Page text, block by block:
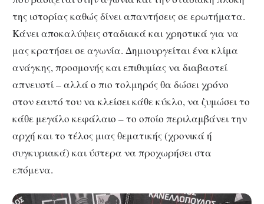
της ιστορίας καθώς δίνει απαντήσεις σε ερωτήματα.
Κάνει αποκαλύψεις σταδιακά και χρηστικά για να
μας κρατήσει σε αγωνία. Δημιουργείται ένα κλίμα
ανάγκης, προσμονής και επιθυμίας να διαβαστεί
απνευστί – αλλά ο πιο τολμηρός θα δώσει χρόνο
στον εαυτό του να κλείσει κάθε κύκλο, να ζυμώσει το
κάθε μεγάλο κεφάλαιο – το οποίο περιλαμβάνει την
αρχή και το τέλος μιας θεματικής (χρονικά ή
συγκυριακά) και ύστερα να προχωρήσει στα
επόμενα.